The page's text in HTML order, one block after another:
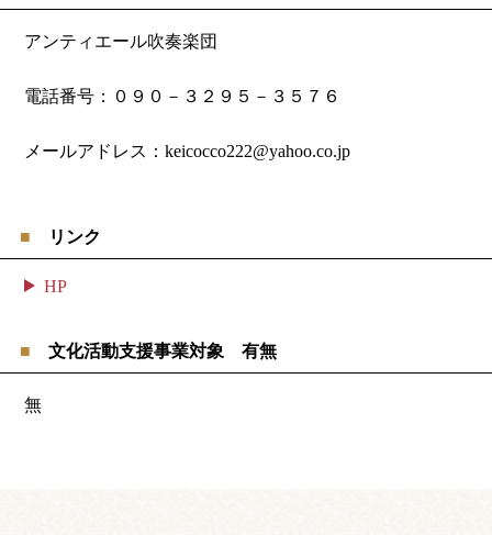
アンティエール吹奏楽団
電話番号：０９０－３２９５－３５７６
メールアドレス：keicocco222@yahoo.co.jp
リンク
HP
文化活動支援事業対象 有無
無